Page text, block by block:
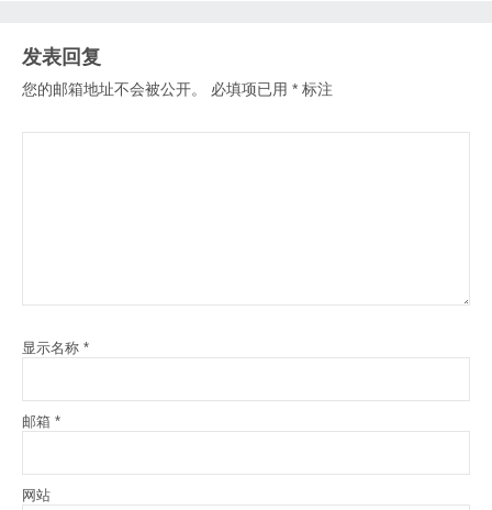
发表回复
您的邮箱地址不会被公开。 必填项已用 * 标注
显示名称 *
邮箱 *
网站